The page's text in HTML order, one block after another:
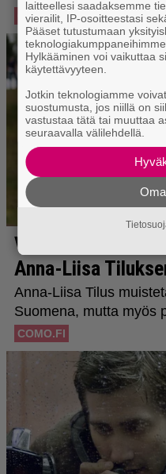
laitteellesi saadaksemme
vierailit, IP-osoitteestasi
Pääset tutustumaan
Hylkääminen voi vaikuttaa
käytettävyyteen.
Jotkin teknologiamme
suostumusta, jos niillä on
vastustaa tätä tai muuttaa
seuraavalla välilehdellä.